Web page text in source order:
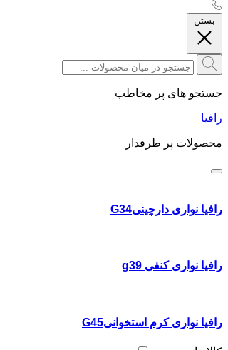
بستن
جستجو های پر مخاطب
رافیا
محصولات پر طرفدار
رافیا نواری دارچینیG34
رافیا نواری کنفی g39
رافیا نواری کرم استخوانیG45